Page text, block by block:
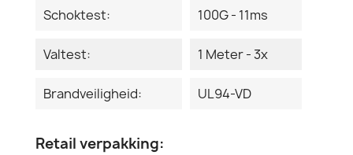
Schoktest: 100G - 11ms
Valtest: 1 Meter - 3x
Brandveiligheid: UL94-VD
Retail verpakking: